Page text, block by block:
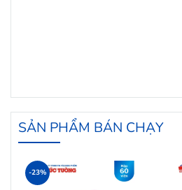
SẢN PHẨM BÁN CHẠY
-23%